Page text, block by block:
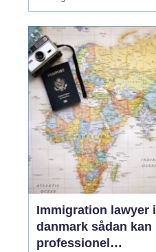
håndværksvirksomheder,
lige så vigtig som strøm
i kontakten. En moderne
løsning kan drive alt fra
enkle håndværktøjer til
avancerede
produktionsli...
Immigration lawyer i
danmark sådan kan
professionel